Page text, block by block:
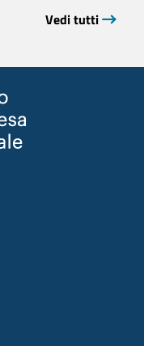
Vedi tutti